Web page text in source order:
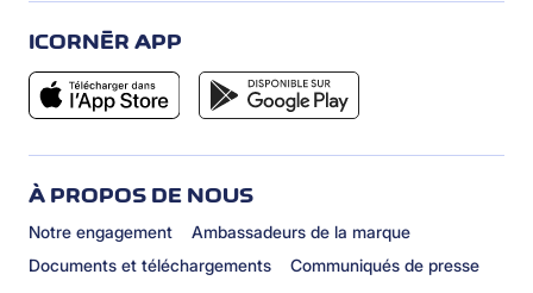
ICORNÈR APP
À PROPOS DE NOUS
Notre engagement
Ambassadeurs de la marque
Documents et téléchargements
Communiqués de presse